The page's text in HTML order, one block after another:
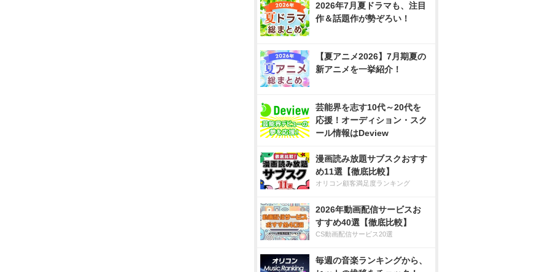
2026年7月夏ドラマも、注目
作＆話題作が勢ぞろい！
【夏アニメ2026】7月期夏の
新アニメを一挙紹介！
芸能界を志す10代～20代を
応援！オーディション・スク
ール情報はDeview
漫画読み放題サブスクおすす
め11選【徹底比較】
オリコン顧客満足度ランキング
2026年動画配信サービスお
すすめ40選【徹底比較】
CS動画配信サービス20選
毎週の音楽ランキングから、